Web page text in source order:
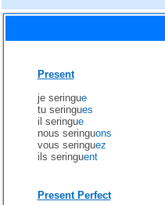
Present
je seringue
tu seringues
il seringue
nous seringuons
vous seringuez
ils seringuent
Present Perfect